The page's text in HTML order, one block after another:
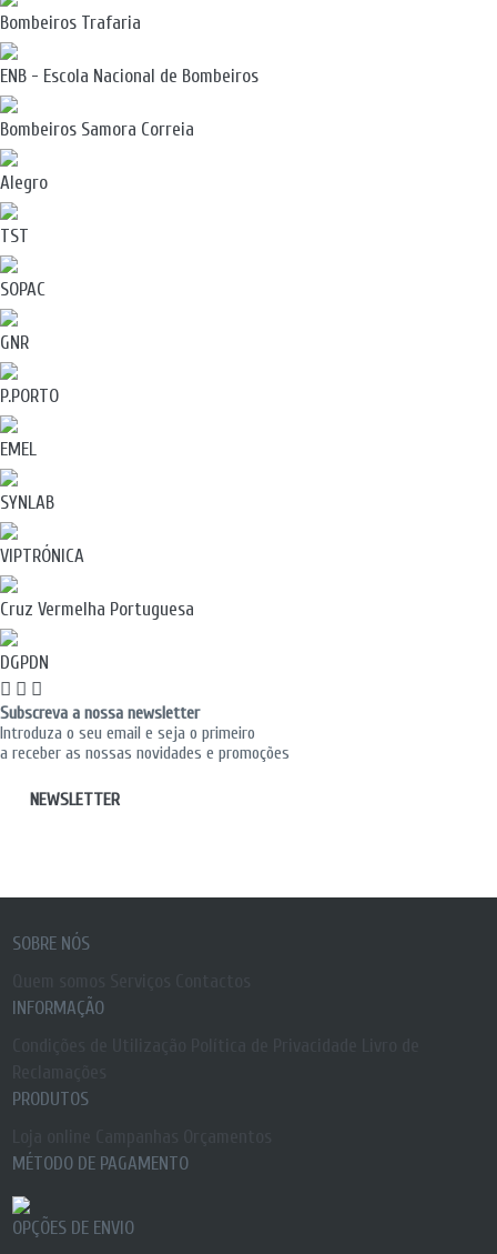
Bombeiros Trafaria
ENB - Escola Nacional de Bombeiros
Bombeiros Samora Correia
Alegro
TST
SOPAC
GNR
P.PORTO
EMEL
SYNLAB
VIPTRÓNICA
Cruz Vermelha Portuguesa
DGPDN
Subscreva a nossa newsletter
Introduza o seu email e seja o primeiro
a receber as nossas novidades e promoções
NEWSLETTER
SOBRE NÓS
INFORMAÇÃO
PRODUTOS
MÉTODO DE PAGAMENTO
OPÇÕES DE ENVIO